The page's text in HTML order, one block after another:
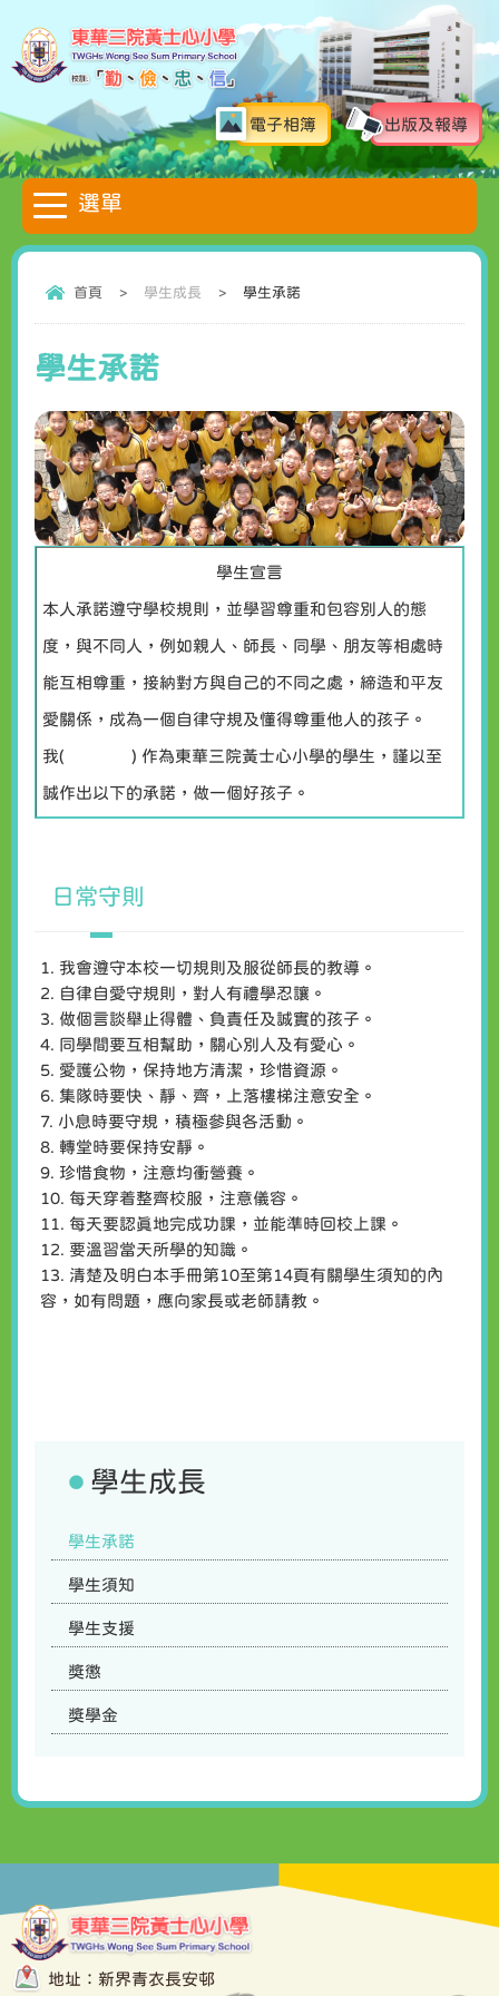
電子相簿 出版及報導
首頁 > 學生成長 > 學生承諾
學生承諾
學生宣言
本人承諾遵守學校規則，並學習尊重和包容別人的態
度，與不同人，例如親人、師長、同學、朋友等相處時
能互相尊重，接納對方與自己的不同之處，締造和平友
愛關係，成為一個自律守規及懂得尊重他人的孩子。
我( ) 作為東華三院黃士心小學的學生，謹以至
誠作出以下的承諾，做一個好孩子。
日常守則
1. 我會遵守本校一切規則及服從師長的教導。
2. 自律自愛守規則，對人有禮學忍讓。
3. 做個言談舉止得體、負責任及誠實的孩子。
4. 同學間要互相幫助，關心別人及有愛心。
5. 愛護公物，保持地方清潔，珍惜資源。
6. 集隊時要快、靜、齊，上落樓梯注意安全。
7. 小息時要守規，積極參與各活動。
8. 轉堂時要保持安靜。
9. 珍惜食物，注意均衝營養。
10. 每天穿着整齊校服，注意儀容。
11. 每天要認真地完成功課，並能準時回校上課。
12. 要溫習當天所學的知識。
13. 清楚及明白本手冊第10至第14頁有關學生須知的內
容，如有問題，應向家長或老師請教。
學生成長
學生承諾
學生須知
學生支援
獎懲
獎學金
地址：新界青衣長安邨